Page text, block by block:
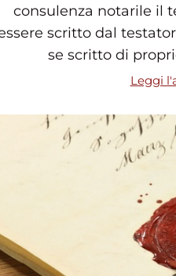
consulenza notarile il
scritto dal
se scritto di
Leggi